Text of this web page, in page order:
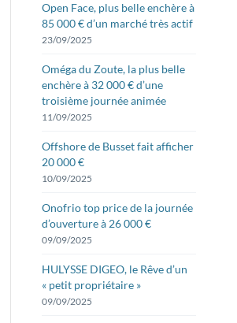
Open Face, plus belle enchère à
85 000 € d’un marché très actif
23/09/2025
Oméga du Zoute, la plus belle
enchère à 32 000 € d’une
troisième journée animée
11/09/2025
Offshore de Busset fait afficher
20 000 €
10/09/2025
Onofrio top price de la journée
d’ouverture à 26 000 €
09/09/2025
HULYSSE DIGEO, le Rêve d’un
« petit propriétaire »
09/09/2025